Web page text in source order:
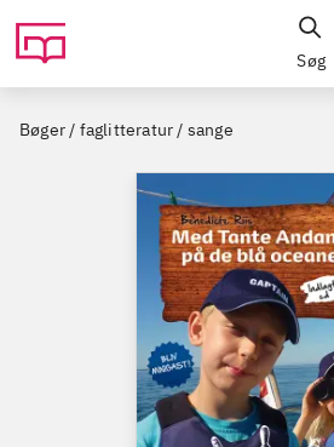
Søg
Bøger / faglitteratur / sange